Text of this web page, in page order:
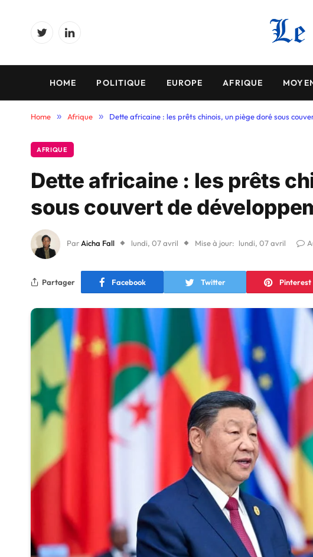
TwitterLinkedIn
HOME POLITIQUE EUROPE AFRIQUE
Home » Afrique » Dette africaine : les prêts chinois, un piège doré sous
AFRIQUE
Dette africaine : les prêts
sous couvert de
Par Aicha Fall lundi, 07 avril Mise à jour: lundi, 07 avril
Partager Facebook Twitter Pinterest